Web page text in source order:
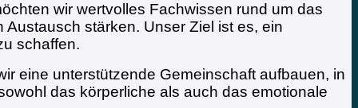
wir wertvolles Fachwissen rund um das
stärken. Unser Ziel ist es, ein
schaffen.
eine unterstützende Gemeinschaft aufbauen, in
das körperliche als auch das emotionale